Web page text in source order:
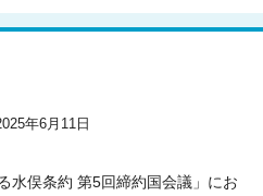
年6月11日
俣条約 第5回締約国会議」にお